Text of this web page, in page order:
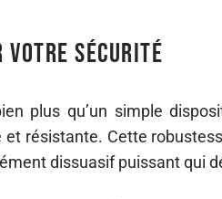
votre sécurité
plus qu’un simple
résistante. Cette
dissuasif puissant qui